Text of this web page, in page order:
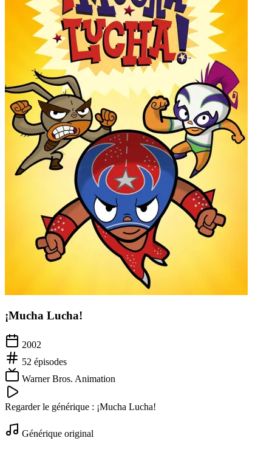
¡Mucha Lucha!
2002
52 épisodes
Warner Bros. Animation
Regarder le générique : ¡Mucha Lucha!
Générique original